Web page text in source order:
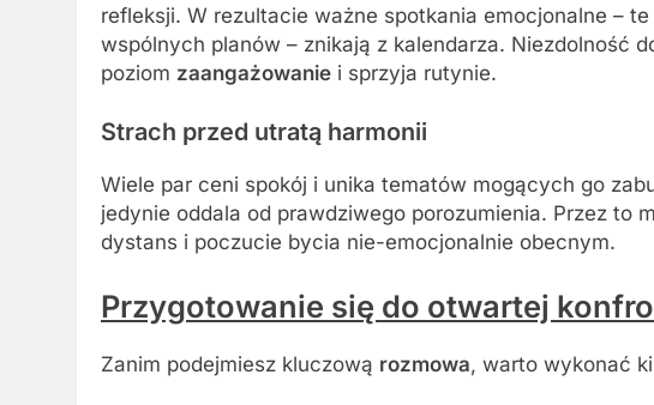
refleksji. W rezultacie ważne spotkania emocjonalne –
wspólnych planów – znikają z kalendarza. Niezdolność
poziom zaangażowanie i sprzyja rutynie.
Strach przed utratą harmonii
Wiele par ceni spokój i unika tematów mogących go
jedynie oddala od prawdziwego porozumienia. Przez to
dystans i poczucie bycia nie-emocjonalnie obecnym.
Przygotowanie się do otwartej
Zanim podejmiesz kluczową rozmowa, warto wykonać